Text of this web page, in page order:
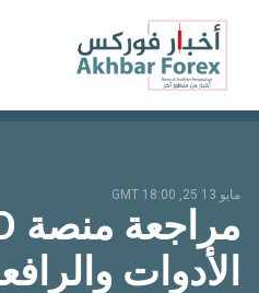
مايو 13 25, 18:00 GMT
الأدوات